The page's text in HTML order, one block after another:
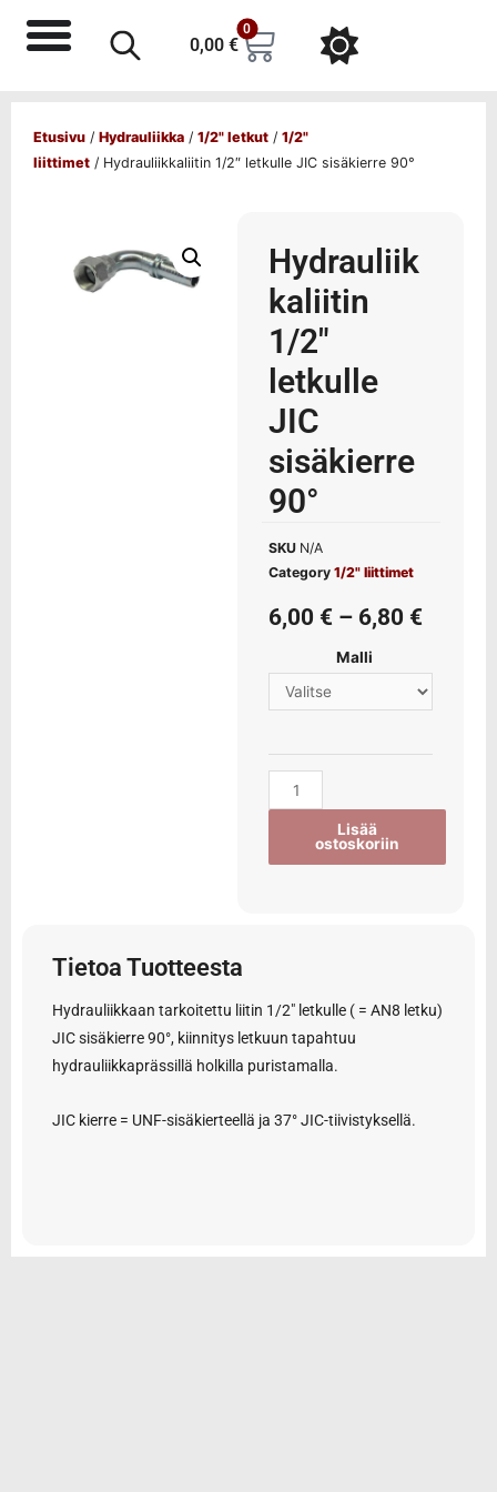
0,00 €
0
Etusivu / Hydrauliikka / 1/2" letkut / 1/2"
liittimet / Hydrauliikkaliitin 1/2″ letkulle JIC sisäkierre 90°
Hydrauliik
kaliitin
1/2″
letkulle
JIC
sisäkierre
90°
SKU N/A
Category 1/2" liittimet
6,00 € – 6,80 €
Malli
Lisää
ostoskoriin
Tietoa Tuotteesta
Hydrauliikkaan tarkoitettu liitin 1/2″ letkulle ( = AN8 letku)
JIC sisäkierre 90°, kiinnitys letkuun tapahtuu
hydrauliikkaprässillä holkilla puristamalla.
JIC kierre = UNF-sisäkierteellä ja 37° JIC-tiivistyksellä.